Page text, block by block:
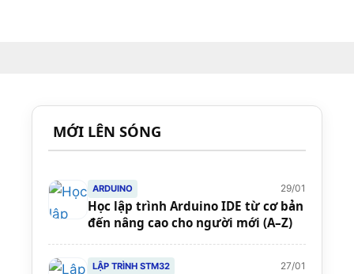
MỚI LÊN SÓNG
ARDUINO 29/01
Học lập trình Arduino IDE từ cơ bản
đến nâng cao cho người mới (A–Z)
LẬP TRÌNH STM32 27/01